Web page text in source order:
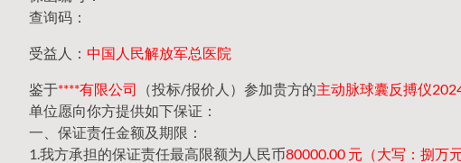
查询码：
受益人： 中国人民解放军总医院
鉴于****有限公司 （投标/报价人）参加贵方的主动脉球囊反搏仪
单位愿向你方提供如下保证：
一、保证责任金额及期限：
1.我方承担的保证责任最高限额为人民币80000.00 元（大写：捌万元